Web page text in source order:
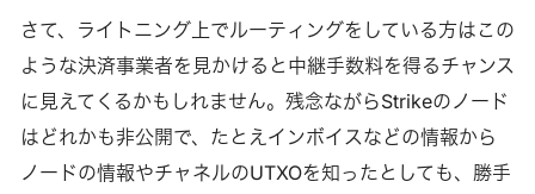
さて、ライトニング上でルーティングをしている方はこの
ような決済事業者を見かけると中継手数料を得るチャンス
に見えてくるかもしれません。残念ながらStrikeのノード
はどれかも非公開で、たとえインボイスなどの情報から
ノードの情報やチャネルのUTXOを知ったとしても、勝手